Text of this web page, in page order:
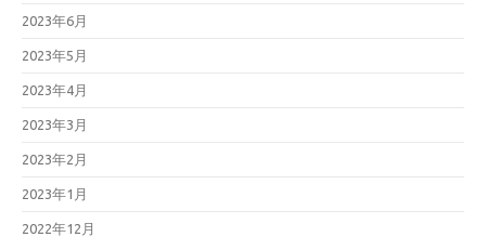
2023年6月
2023年5月
2023年4月
2023年3月
2023年2月
2023年1月
2022年12月